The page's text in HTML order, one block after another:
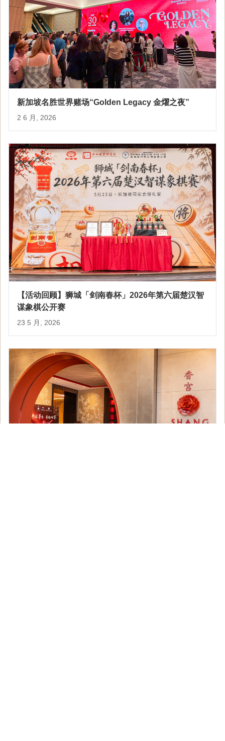
新加坡名胜世界赌场“Golden Legacy 金燿之夜”
2 6 月, 2026
【活动回顾】狮城「剑南春杯」2026年第六届楚汉智
谋象棋公开赛
23 5 月, 2026